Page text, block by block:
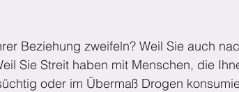
Beziehung zweifeln? Weil Sie auch
Sie Streit haben mit Menschen, die
oder im Übermaß Drogen